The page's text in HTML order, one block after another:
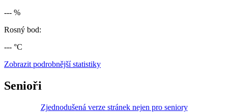
--- %
Rosný bod:
--- °C
Zobrazit podrobnější statistiky
Senioři
Zjednodušená verze stránek nejen pro seniory